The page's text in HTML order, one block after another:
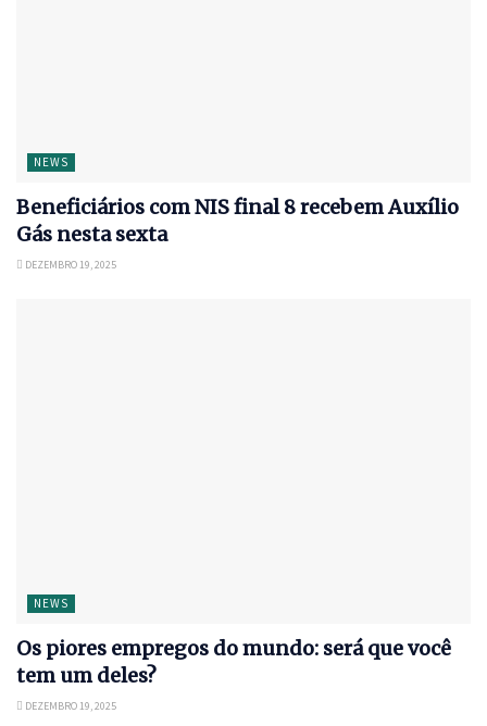
NEWS
Beneficiários com NIS final 8 recebem Auxílio
Gás nesta sexta
DEZEMBRO 19, 2025
NEWS
Os piores empregos do mundo: será que você
tem um deles?
DEZEMBRO 19, 2025